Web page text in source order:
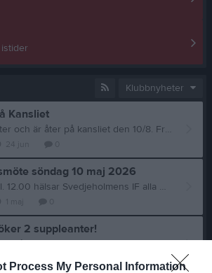
Process My Personal Information
Klubbnyheter
Kansliet
Nu går jag på semester och är åter på kansliet den 10/8. Frågor under den tiden hänvisas till info@styrelsen.se Önskar er alla en riktigt fin sommar!
söndag 10 maj 2026
Söndag den 10 maj kl. 12.00 hälsar Svedjeholmens IF alla medlemmar varmt välkomna till en gemensam avslutningsdag i anslutning till föreningens årsmöte. Dagen blir ett tillfälle att samlas, umgås och tillsammans avsluta säsongen. Föreningen bjuder på hamburgare och vi kommer att tacka av ledamöter som avslutar sina uppdrag och dela ut plaketter till samtliga aktiva spelare. Årsmötet börjar kl 13:00 i klubbstugan- cafeterian, med reservation att tiden kan tidigare eller senareläggas några minuter utifrån avslutningen som sker utomhus. Alla som deltar under årsmötet har möjlighet att kunna vara med i utlottningen av en träningsavgift för säsongen 26/27. Kallelse och föredragningslista samt bilaga hittar ni mappen Årsmöte 2026 under dokument. Vi ser fram emot en trevlig och minnesvärd dag tillsammans och hoppas att många har möjlighet att delta. Varmt välkomna! Varma hälsningar Styrelsen Svedjeholmens IF
2 suppleanter!
Valberedning söker nu två suppleanter till styrelsen inför säsongen 26/27, och ser gärna kvinnliga kandidater för att bidra till en mer jämställd styrelse. Som suppleant är du ett viktigt stöd till den ordinarie styrelsen. Du deltar i möten, håller dig uppdaterad om föreningens arbete och kan vid behov kliva in och ersätta en ordinarie ledamot. Rollen ger dig en värdefull inblick i hur föreningen drivs och möjlighet att vara med och påverka dess utveckling – utan att bära fullt ansvar från start. Är du engagerad och nyfiken på styrelsearbete, eller känner du någon som skulle passa? Tveka inte att höra av dig till någon i valberedningen (lagledarna i lagen)